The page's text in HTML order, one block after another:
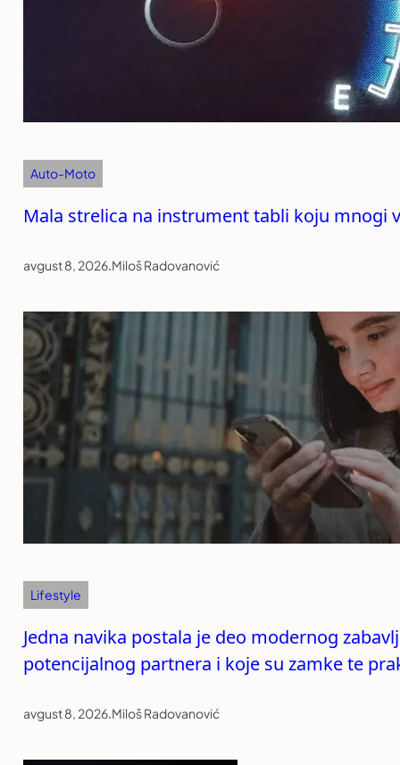
Auto-Moto
Mala strelica na instrument tabli koju mnogi
avgust 8, 2026.Miloš Radovanović
Lifestyle
Jedna navika postala je deo modernog
potencijalnog partnera i koje su zamke te
avgust 8, 2026.Miloš Radovanović